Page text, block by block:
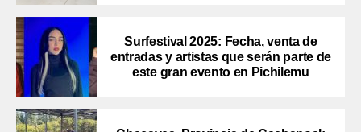
Surfestival 2025: Fecha, venta de
entradas y artistas que serán parte de
este gran evento en Pichilemu